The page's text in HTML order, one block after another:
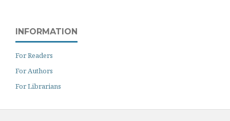
INFORMATION
For Readers
For Authors
For Librarians